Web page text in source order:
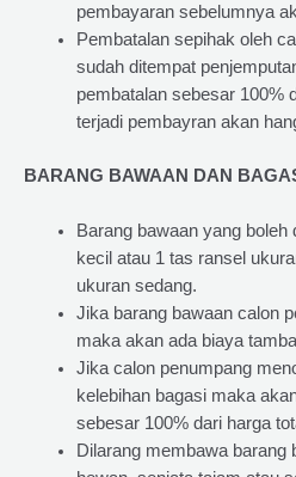
pembayaran sebelumnya
Pembatalan sepihak oleh
sudah ditempat
pembatalan sebesar 100%
terjadi pembayran akan
BARANG BAWAAN DAN
Barang bawaan yang boleh
kecil atau 1 tas ransel
ukuran sedang.
Jika barang bawaan calon
maka akan ada biaya
Jika calon penumpang
kelebihan bagasi maka
sebesar 100% dari harga
Dilarang membawa barang